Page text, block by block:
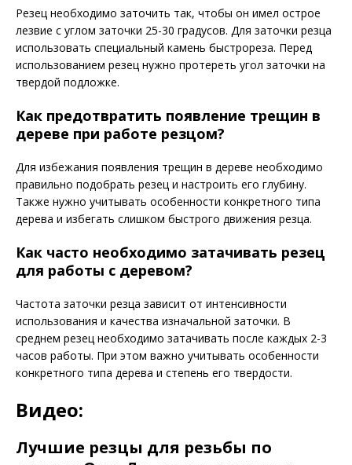
Резец необходимо заточить так, чтобы он имел острое
лезвие с углом заточки 25-30 градусов. Для заточки резца
использовать специальный камень быстрореза. Перед
использованием резец нужно протереть угол заточки на
твердой подложке.
Как предотвратить появление трещин в
дереве при работе резцом?
Для избежания появления трещин в дереве необходимо
правильно подобрать резец и настроить его глубину.
Также нужно учитывать особенности конкретного типа
дерева и избегать слишком быстрого движения резца.
Как часто необходимо затачивать резец
для работы с деревом?
Частота заточки резца зависит от интенсивности
использования и качества изначальной заточки. В
среднем резец необходимо затачивать после каждых 2-3
часов работы. При этом важно учитывать особенности
конкретного типа дерева и степень его твердости.
Видео:
Лучшие резцы для резьбы по